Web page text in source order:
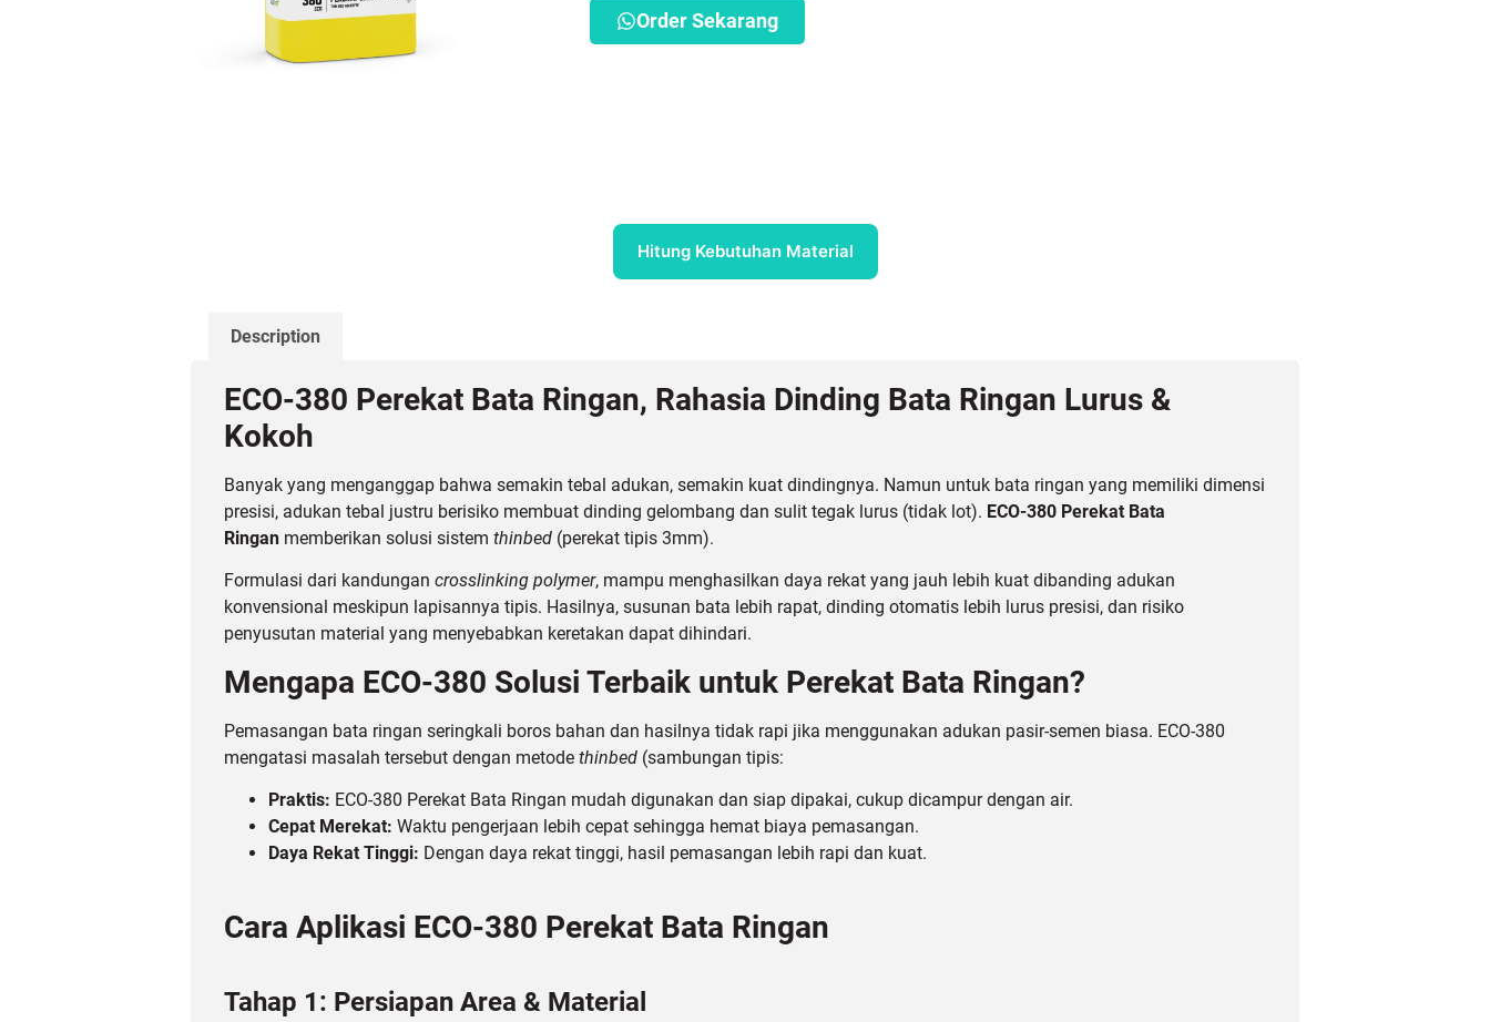
Order Sekarang
Hitung Kebutuhan Material
Description
ECO-380 Perekat Bata Ringan, Rahasia Dinding Bata Ringan Lurus &
Kokoh
Banyak yang menganggap bahwa semakin tebal adukan, semakin kuat dindingnya. Namun untuk bata ringan yang memiliki dimensi
presisi, adukan tebal justru berisiko membuat dinding gelombang dan sulit tegak lurus (tidak lot). ECO-380 Perekat Bata
Ringan memberikan solusi sistem thinbed (perekat tipis 3mm).
Formulasi dari kandungan crosslinking polymer, mampu menghasilkan daya rekat yang jauh lebih kuat dibanding adukan
konvensional meskipun lapisannya tipis. Hasilnya, susunan bata lebih rapat, dinding otomatis lebih lurus presisi, dan risiko
penyusutan material yang menyebabkan keretakan dapat dihindari.
Mengapa ECO-380 Solusi Terbaik untuk Perekat Bata Ringan?
Pemasangan bata ringan seringkali boros bahan dan hasilnya tidak rapi jika menggunakan adukan pasir-semen biasa. ECO-380
mengatasi masalah tersebut dengan metode thinbed (sambungan tipis:
Praktis: ECO-380 Perekat Bata Ringan mudah digunakan dan siap dipakai, cukup dicampur dengan air.
Cepat Merekat: Waktu pengerjaan lebih cepat sehingga hemat biaya pemasangan.
Daya Rekat Tinggi: Dengan daya rekat tinggi, hasil pemasangan lebih rapi dan kuat.
Cara Aplikasi ECO-380 Perekat Bata Ringan
Tahap 1: Persiapan Area & Material